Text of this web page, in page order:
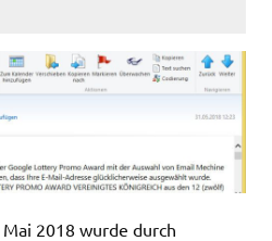
2018 wurde durch